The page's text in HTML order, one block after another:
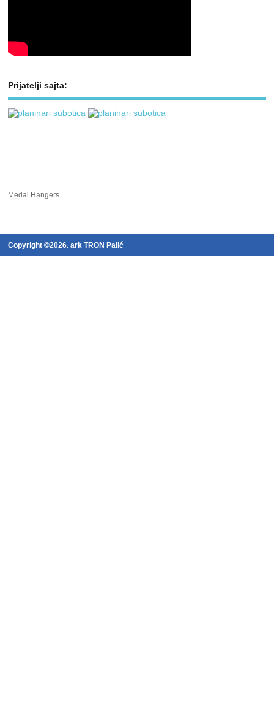
Prijatelji sajta:
Medal Hangers
Copyright ©2026. ark TRON Palić